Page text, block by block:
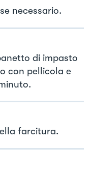
necessario.
di impasto
con pellicola e
farcitura.